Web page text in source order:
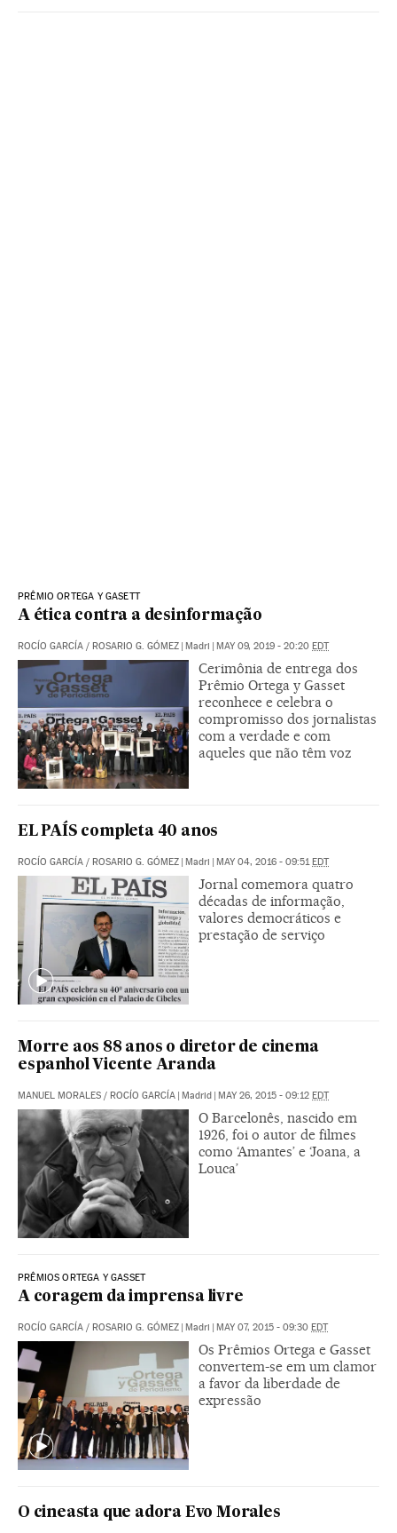
PRÊMIO ORTEGA Y GASETT
A ética contra a desinformação
ROCÍO GARCÍA / ROSARIO G. GÓMEZ Madri MAY 09, 2019 - 20:20 EDT
Cerimônia de entrega dos
Prêmio Ortega y Gasset
reconhece e celebra o
compromisso dos jornalistas
com a verdade e com
aqueles que não têm voz
EL PAÍS completa 40 anos
ROCÍO GARCÍA / ROSARIO G. GÓMEZ Madri MAY 04, 2016 - 09:51 EDT
Jornal comemora quatro
décadas de informação,
valores democráticos e
prestação de serviço
Morre aos 88 anos o diretor de cinema
espanhol Vicente Aranda
MANUEL MORALES / ROCÍO GARCÍA | Madrid | MAY 26, 2015 - 09:12 EDT
O Barcelonês, nascido em
1926, foi o autor de filmes
como ‘Amantes’ e ‘Joana, a
Louca’
PRÊMIOS ORTEGA Y GASSET
A coragem da imprensa livre
ROCÍO GARCÍA / ROSARIO G. GÓMEZ | Madri | MAY 07, 2015 - 09:30 EDT
Os Prêmios Ortega e Gasset
convertem-se em um clamor
a favor da liberdade de
expressão
O cineasta que adora Evo Morales